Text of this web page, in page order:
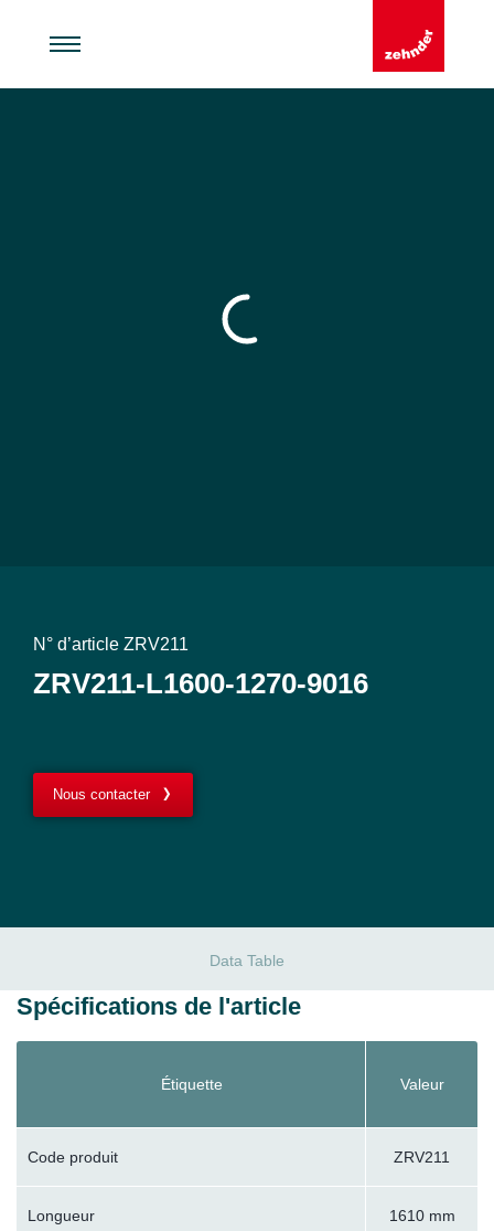
N° d’article ZRV211
ZRV211-L1600-1270-9016
Nous contacter
Data Table
Spécifications de l'article
Étiquette Valeur
Code produit ZRV211
Longueur 1610 mm